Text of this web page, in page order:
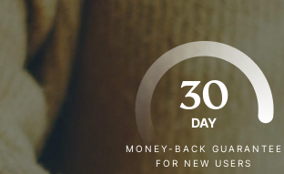
30
DAY
MONEY-BACK GUARANTEE
FOR NEW USERS